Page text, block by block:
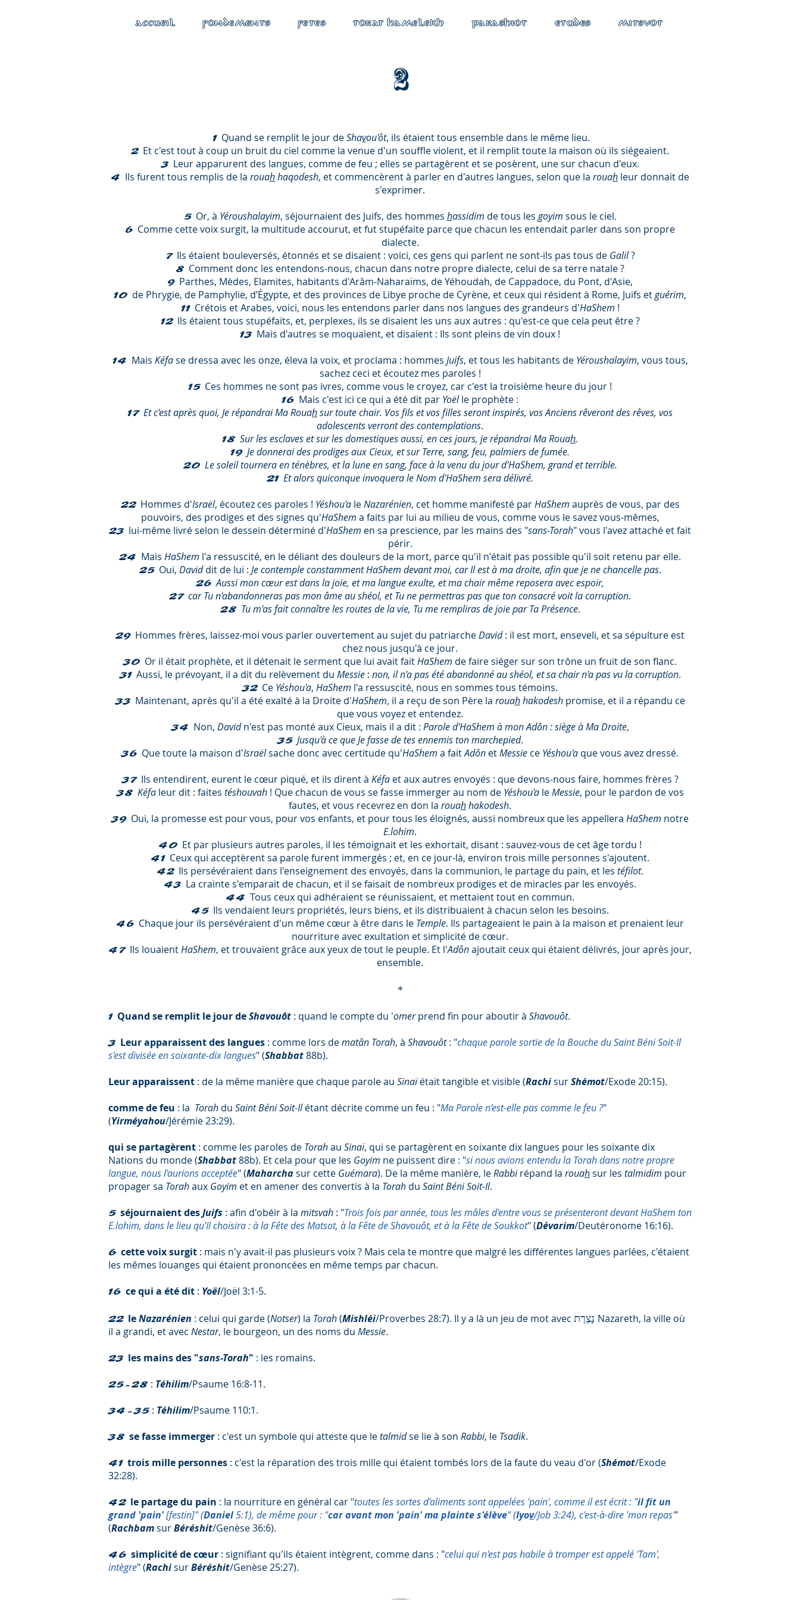
ACCUEIL FONDEMENTS FETES TORAT HAMELEKH PARASHIOT ETUDES MITSVOT
2
1 Quand se remplit le jour deShavou'ôt, ils étaient tous ensemble dans le même lieu.
2 Et c'est tout à coup un bruit du ciel comme la venue d'un souffle violent, et il remplit toute la maison où ils siégeaient.
3 Leur apparurent des langues, comme de feu ; elles se partagèrent et se posèrent, une sur chacun d'eux.
4 Ils furent tous remplis de la rouahhaqodesh, et commencèrent à parler en d'autres langues, selon que la rouah leur donnait de
s'exprimer.
5 Or, à Yéroushalayim, séjournaient des Juifs, des hommes hassidim de tous les goyim sous le ciel.
6 Comme cette voix surgit, la multitude accourut, et fut stupéfaite parce que chacun les entendait parler dans son propre
dialecte.
7 Ils étaient bouleversés, étonnés et se disaient : voici, ces gens qui parlent ne sont-ils pas tous de Galil?
8 Comment donc les entendons-nous, chacun dans notre propre dialecte, celui de sa terre natale ?
9 Parthes, Mèdes, Elamites, habitants d'Arâm-Naharaïms, de Yéhoudah, de Cappadoce, du Pont, d'Asie,
10 de Phrygie, de Pamphylie, d’Égypte, et des provinces de Libye proche de Cyrène, et ceux qui résident à Rome, Juifs etguérim,
11 Crétois et Arabes, voici, nous les entendons parler dans nos langues des grandeurs d'HaShem !
12 Ils étaient tous stupéfaits, et, perplexes, ils se disaient les uns aux autres : qu'est-ce que cela peut être ?
13 Mais d'autres se moquaient, et disaient : Ils sont pleins de vin doux !
14 Mais Kéfase dressa avec les onze, éleva la voix, et proclama : hommes Juifs, et tous les habitants de Yéroushalayim, vous tous,
sachez ceci et écoutez mes paroles !
15 Ces hommes ne sont pas ivres, comme vous le croyez, car c'est la troisième heure du jour !
16 Mais c'est ici ce qui a été dit par Yoëlle prophète :
17 Et c'est après quoi, Je répandrai Ma Rouahsur toute chair. Vos fils et vos filles seront inspirés, vos Anciens rêveront des rêves, vos
adolescents verront des contemplations.
18 Sur les esclaves et sur les domestiques aussi, en ces jours, je répandrai Ma Rouah.
19 Je donnerai des prodiges aux Cieux, et sur Terre, sang, feu, palmiers de fumée.
20 Le soleil tournera en ténèbres, et la lune en sang, face à la venu du jour d'HaShem, grand et terrible.
21 Et alors quiconque invoquera le Nom d'HaShem sera délivré.
22 Hommes d'Israël, écoutez ces paroles ! Yéshou'aleNazarénien, cet homme manifesté parHaShem auprès de vous, par des
pouvoirs, des prodiges et des signes qu'HaShem a faits par lui au milieu de vous, comme vous le savez vous-mêmes,
23 lui-même livré selon le dessein déterminé d'HaShem en sa prescience, par les mains des "sans-Torah" vous l'avez attaché et fait
périr.
24 Mais HaShem l'a ressuscité, en le déliant des douleurs de la mort, parce qu'il n'était pas possible qu'il soit retenu par elle.
25 Oui, Daviddit de lui : Je contemple constamment HaShem devant moi, car Il est à ma droite, afin que je ne chancelle pas.
26Aussi mon cœur est dans la joie, et ma langue exulte, et ma chair même reposera avec espoir,
27 car Tu n'abandonneras pas mon âme au shéol, et Tu ne permettras pas que ton consacré voit la corruption.
28 Tu m'as fait connaître les routes de la vie, Tu me rempliras de joie par Ta Présence.
29 Hommes frères, laissez-moi vous parler ouvertement au sujet du patriarcheDavid: il est mort, enseveli, et sa sépulture est
chez nous jusqu'à ce jour.
30 Or il était prophète, et il détenait le serment que lui avait faitHaShem de faire siéger sur son trône un fruit de son flanc.
31 Aussi, le prévoyant, il a dit du relèvement du Messie : non, il n'a pas été abandonné au shéol, et sa chair n'a pas vu la corruption.
32 Ce Yéshou'a, HaShem l'a ressuscité, nous en sommes tous témoins.
33 Maintenant, après qu'il a été exalté à la Droite d'HaShem, il a reçu de son Père la rouahhakodeshpromise, et il a répandu ce
que vous voyez et entendez.
34 Non, Davidn'est pas monté aux Cieux, mais il a dit : Parole d'HaShem à mon Adôn : siège à Ma Droite,
35 Jusqu'à ce que Je fasse de tes ennemis ton marchepied.
36 Que toute la maison d'Israëlsache donc avec certitude qu'HaShem a faitAdôn etMessie ce Yéshou'a que vous avez dressé.
37 Ils entendirent, eurent le cœur piqué, et ils dirent à Kéfa et aux autres envoyés : que devons-nous faire, hommes frères ?
38 Kéfa leur dit : faites téshouvah ! Que chacun de vous se fasse immerger au nom de Yéshou'aleMessie, pour le pardon de vos
fautes, et vous recevrez en don la rouahhakodesh.
39 Oui, la promesse est pour vous, pour vos enfants, et pour tous les éloignés, aussi nombreux que les appellera HaShem notre
E.lohim.
40 Et par plusieurs autres paroles, il les témoignait et les exhortait, disant : sauvez-vous de cet âge tordu !
41 Ceux qui acceptèrent sa parole furent immergés ; et, en ce jour-là, environ trois mille personnes s'ajoutent.
42 Ils persévéraient dans l'enseignement des envoyés, dans la communion, le partage du pain, et les téfilot.
43 La crainte s'emparait de chacun, et il se faisait de nombreux prodiges et de miracles par les envoyés.
44 Tous ceux qui adhéraient se réunissaient, et mettaient tout en commun.
45 Ils vendaient leurs propriétés, leurs biens, et ils distribuaient à chacun selon les besoins.
46 Chaque jour ils persévéraient d'un même cœur à être dans le Temple. Ils partageaient le pain à la maison et prenaient leur
nourriture avec exultation et simplicité de cœur.
47 Ils louaientHaShem, et trouvaient grâce aux yeux de tout le peuple. Et l'Adônajoutait ceux qui étaient délivrés, jour après jour,
ensemble.
*
1 Quand se remplit le jour deShavouôt : quand le compte du 'omerprend fin pour aboutir à Shavouôt.
3 Leur apparaissent des langues : comme lors dematân Torah, à Shavouôt: "chaque parole sortie de la Bouche du Saint Béni Soit-Il
s'est divisée en soixante-dix langues" (Shabbat88b).
Leur apparaissent : de la même manière que chaque parole au Sinaïétait tangible et visible (RachisurShémot/Exode 20:15).
comme de feu : la Torah du Saint Béni Soit-Ilétant décrite comme un feu : "Ma Parole n’est-elle pas comme le feu ?"
(Yirméyahou/Jérémie 23:29).
qui se partagèrent : comme les paroles de Torahau Sinaï, qui se partagèrent en soixante dix langues pour les soixante dix
Nations du monde (Shabbat88b). Et cela pour que les Goyim ne puissent dire : "si nous avions entendu la Torah dans notre propre
langue, nous l'aurions acceptée" (Maharchasur cette Guémara). De la même manière, leRabbirépand la rouahsur les talmidim pour
propager sa Torahaux Goyim et en amener des convertis à la Torah du Saint Béni Soit-Il.
5 séjournaient desJuifs : afin d'obéir à la mitsvah : "Trois fois par année, tous les mâles d'entre vous se présenteront devant HaShem ton
E.lohim, dans le lieu qu'Il choisira : à la Fête des Matsot, à la Fête de Shavouôt, et à la Fête de Soukkot" (Dévarim/Deutéronome 16:16).
6 cette voix surgit : mais n'y avait-il pas plusieurs voix ? Mais cela te montre que malgré les différentes langues parlées, c'étaient
les mêmes louanges qui étaient prononcées en même temps par chacun.
16 ce qui a été dit : Yoël/Joël 3:1-5.
22 leNazarénien : celui qui garde (Notser) la Torah(Mishléi/Proverbes 28:7). Il y a là un jeu de mot avec
Nazareth, la ville où
il a grandi, et avec Nestar, le bourgeon, un des noms du Messie.
23 les mains des "sans-Torah" : les romains.
25-28 : Téhilim/Psaume 16:8-11.
34-35: Téhilim/Psaume 110:1.
38 se fasse immerger : c'est un symbole qui atteste que letalmidse lie à son Rabbi, le Tsadik.
41 trois mille personnes : c'est la réparation des trois mille qui étaient tombés lors de la faute du veau d'or (Shémot/Exode
32:28).
42 le partage du pain : la nourriture en général car "toutes les sortes d'aliments sont appelées 'pain', comme il est écrit : "il fit un
grand 'pain'[festin]" (Daniel5:1), de même pour : "car avant mon 'pain' ma plainte s'élève" (Iyov/Job 3:24), c'est-à-dire 'mon repas'"
(RachbamsurBéréshit/Genèse 36:6).
46 simplicité de cœur : signifiant qu'ils étaient intègrent, comme dans : "celui qui n'est pas habile à tromper est appelé 'Tam',
intègre" (RachisurBéréshit/Genèse 25:27).